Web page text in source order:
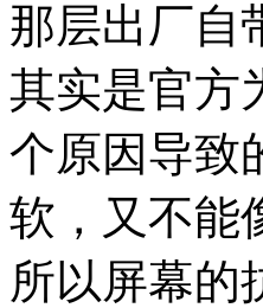
那层出厂自
其实是官方
个原因导致
软，又不能
所以屏幕的